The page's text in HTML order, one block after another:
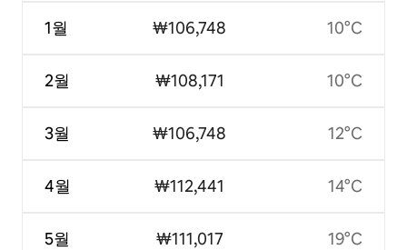
1월
2월
3월
4월
5월
₩106,748
₩108,171
₩106,748
₩112,441
₩111,017
10°C
10°C
12°C
14°C
19°C